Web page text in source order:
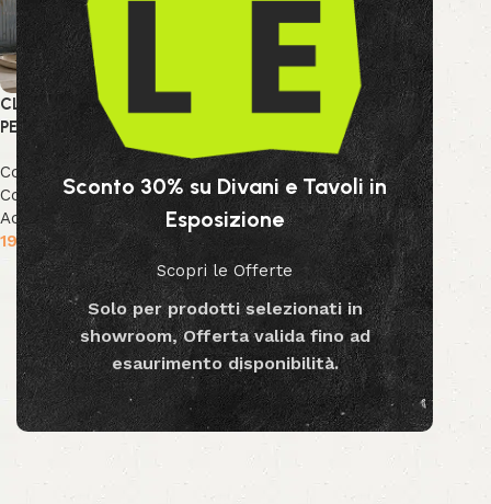
Sconto 30% su Divani e Tavoli in
Esposizione
Scopri le Offerte
Solo per prodotti selezionati in
showroom, Offerta valida fino ad
esaurimento disponibilità.
CLESSIDRA KRONOS
PERLATO-BLU
Collezione Bizzotto ,
Collezione Decor ,Decor &
Accessori
19.90
Aggiungi al carrello